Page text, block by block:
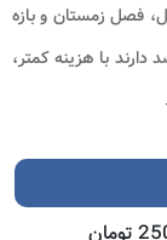
فصل زمستان و بازه
با هزینه کمتر،